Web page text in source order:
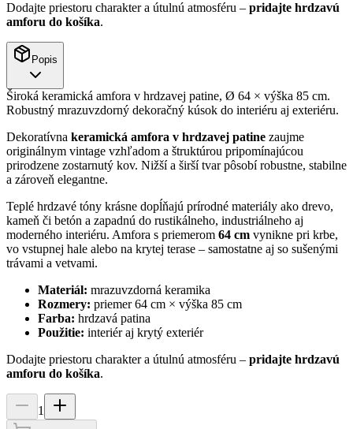
Dodajte priestoru charakter a útulnú atmosféru – pridajte hrdzavú
amforu do košíka.
Popis
Široká keramická amfora v hrdzavej patine, Ø 64 × výška 85 cm.
Robustný mrazuvzdorný dekoračný kúsok do interiéru aj exteriéru.
Dekoratívna keramická amfora v hrdzavej patine zaujme
originálnym vintage vzhľadom a štruktúrou pripomínajúcou
prirodzene zostarnutý kov. Nižší a širší tvar pôsobí robustne, stabilne
a zároveň elegantne.
Teplé hrdzavé tóny krásne dopĺňajú prírodné materiály ako drevo,
kameň či betón a zapadnú do rustikálneho, industriálneho aj
moderného interiéru. Amfora s priemerom 64 cm vynikne pri krbe,
vo vstupnej hale alebo na krytej terase – samostatne aj so sušenými
trávami a vetvami.
Materiál: mrazuvzdorná keramika
Rozmery: priemer 64 cm × výška 85 cm
Farba: hrdzavá patina
Použitie: interiér aj krytý exteriér
Dodajte priestoru charakter a útulnú atmosféru – pridajte hrdzavú
amforu do košíka.
1